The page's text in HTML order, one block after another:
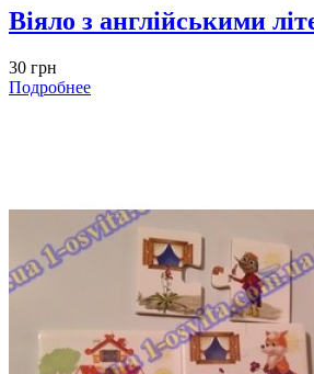
Віяло з англійськими
30 грн
Подробнее